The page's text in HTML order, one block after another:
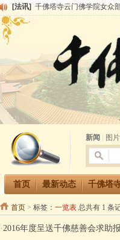
[法讯] 千佛塔寺云门佛学院女众
[法讯]
共赴华藏世界 进入最后
千佛塔寺阅藏堂周末阅藏
[法讯]
清明节祭祖报恩地藏法会
[法讯] 本寺方丈上明下慧尼和尚
[法讯]
2015-3-26师父于法堂对
[法讯]
广东千佛塔寺云门佛学院
[法讯]
恭请海涛法师莅临千佛塔
[法讯] 2014年七月大法会 祈福息
新闻
图片
首页 最新动态 千佛塔
首页 > 标签： 一览表 总共有 1 条
·2016年度呈送千佛慈善会求助